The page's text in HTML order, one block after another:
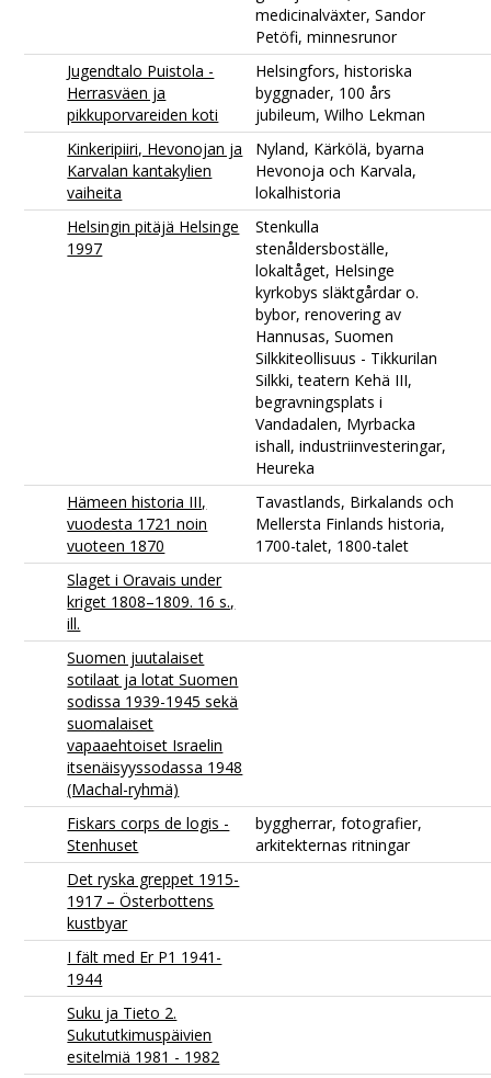
medicinalväxter, Sandor
Petöfi, minnesrunor
Jugendtalo Puistola -
Herrasväen ja
pikkuporvareiden koti
Helsingfors, historiska
byggnader, 100 års
jubileum, Wilho Lekman
Kinkeripiiri, Hevonojan ja
Karvalan kantakylien
vaiheita
Nyland, Kärkölä, byarna
Hevonoja och Karvala,
lokalhistoria
Helsingin pitäjä Helsinge
1997
Stenkulla
stenåldersboställe,
lokaltåget, Helsinge
kyrkobys släktgårdar o.
bybor, renovering av
Hannusas, Suomen
Silkkiteollisuus - Tikkurilan
Silkki, teatern Kehä III,
begravningsplats i
Vandadalen, Myrbacka
ishall, industriinvesteringar,
Heureka
Hämeen historia III,
vuodesta 1721 noin
vuoteen 1870
Tavastlands, Birkalands och
Mellersta Finlands historia,
1700-talet, 1800-talet
Slaget i Oravais under
kriget 1808–1809. 16 s.,
ill.
Suomen juutalaiset
sotilaat ja lotat Suomen
sodissa 1939-1945 sekä
suomalaiset
vapaaehtoiset Israelin
itsenäisyyssodassa 1948
(Machal-ryhmä)
Fiskars corps de logis -
Stenhuset
byggherrar, fotografier,
arkitekternas ritningar
Det ryska greppet 1915-
1917 – Österbottens
kustbyar
I fält med Er P1 1941-
1944
Suku ja Tieto 2.
Sukututkimuspäivien
esitelmiä 1981 - 1982